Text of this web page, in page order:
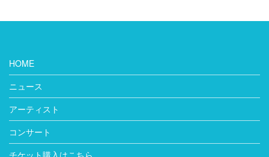
HOME
ニュース
アーティスト
コンサート
チケット購入はこちら